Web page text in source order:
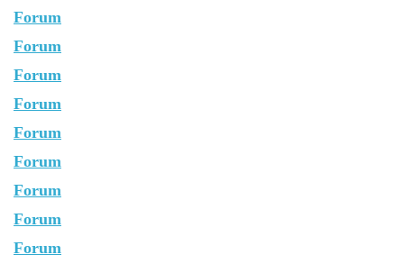
Forum
Forum
Forum
Forum
Forum
Forum
Forum
Forum
Forum